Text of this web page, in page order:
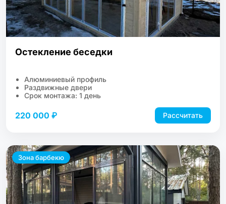
Остекление беседки
Алюминиевый профиль
Раздвижные двери
Срок монтажа: 1 день
220 000 ₽ Рассчитать
Зона барбекю